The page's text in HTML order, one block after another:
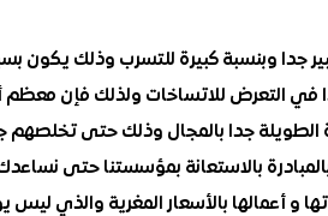
جدا وبنسبة كبيرة للتسرب وذلك
في التعرض للاتساخات ولذلك فإن معظم
الطويلة جدا بالمجال وذلك حتى
بالاستعانة بمؤسستنا حتى
و أعمالها بالأسعار المغرية والذي